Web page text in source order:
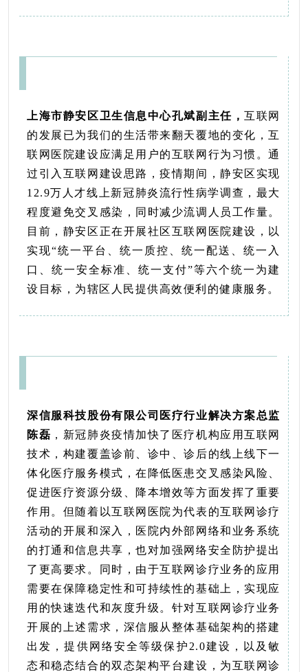
上海市静安区卫生信息中心孔斌副主任，互联网
的发展已为我们的生活带来翻天覆地的变化，互
联网医院建设应满足用户的互联网行为习惯。通
过引入互联网建设思路，疫情期间，静安区实现
12.9万人才线上新冠肺炎流行性病学调查，最大
程度避免交叉感染，同时减少流调人员工作量。
目前，静安区正在开展社区互联网医院建设，以
实现“统一平台、统一质控、统一配送、统一入
口、统一安全标准、统一支付”等六个统一为建
设目标，为辖区人民提供高效便利的健康服务。
深信服科技股份有限公司医疗行业解决方案总监
陈磊 ，新冠肺炎疫情加快了医疗机构应用互联网
技术，构建覆盖诊前、诊中、诊后的线上线下一
体化医疗服务模式，在降低医患交叉感染风险、
促进医疗资源分级、降本增效等方面发挥了重要
作用。但随着以互联网医院为代表的互联网诊疗
活动的开展和深入，医院内外部网络和业务系统
的打通和信息共享，也对加强网络安全防护提出
了更高要求。同时，由于互联网诊疗业务的应用
需要在保障稳定性和可持续性的基础上，实现应
用的快速迭代和灰度升级。针对互联网诊疗业务
开展的上述需求，深信服从整体基础架构的搭建
出发，提供网络安全等级保护 2.0建设，以及敏
态和稳态结合的双态架构平台建设，为互联网诊